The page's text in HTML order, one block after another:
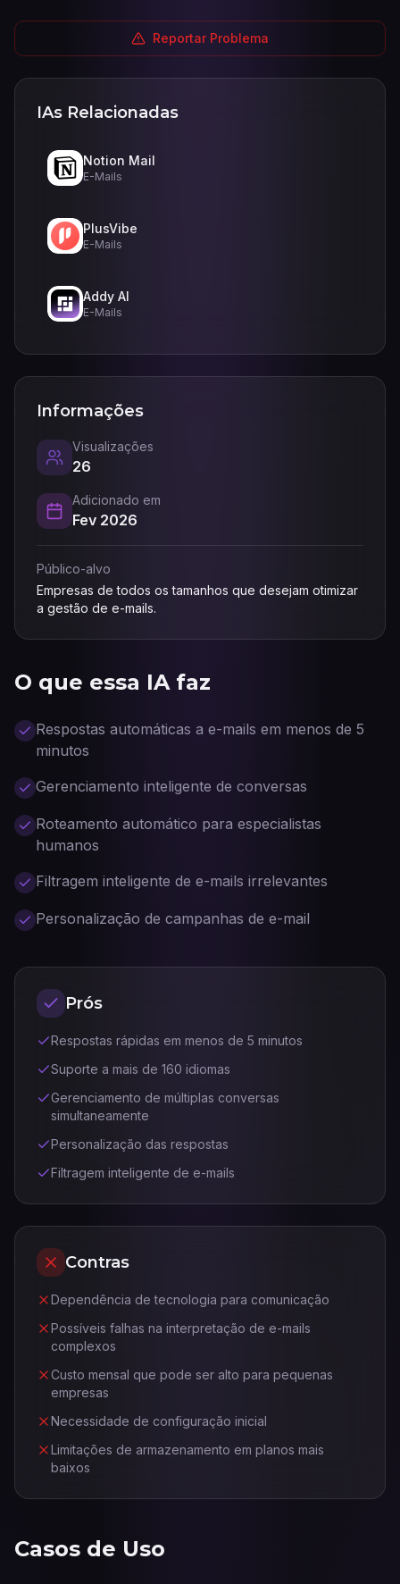
O que essa IA faz
Respostas automáticas a e-mails em menos de 5
minutos
Gerenciamento inteligente de conversas
Roteamento automático para especialistas
humanos
Filtragem inteligente de e-mails irrelevantes
Personalização de campanhas de e-mail
Prós
Respostas rápidas em menos de 5 minutos
Suporte a mais de 160 idiomas
Gerenciamento de múltiplas conversas
simultaneamente
Personalização das respostas
Filtragem inteligente de e-mails
Contras
Dependência de tecnologia para comunicação
Possíveis falhas na interpretação de e-mails
complexos
Custo mensal que pode ser alto para pequenas
empresas
Necessidade de configuração inicial
Limitações de armazenamento em planos mais
baixos
Casos de Uso
Reportar Problema
IAs Relacionadas
Notion Mail
E-Mails
PlusVibe
E-Mails
Addy AI
E-Mails
Informações
Visualizações
26
Adicionado em
Fev 2026
Público-alvo
Empresas de todos os tamanhos que desejam otimizar
a gestão de e-mails.